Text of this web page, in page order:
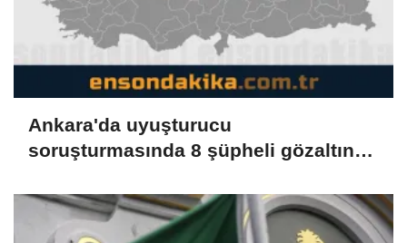
Ankara'da uyuşturucu
soruşturmasında 8 şüpheli gözaltına